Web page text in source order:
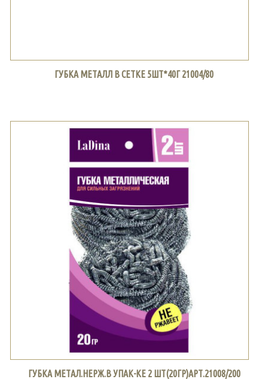
ГУБКА МЕТАЛЛ В СЕТКЕ 5ШТ*40Г 21004/80
ГУБКА МЕТАЛ.НЕРЖ.В УПАК-КЕ 2 ШТ(20ГР)АРТ.21008/200